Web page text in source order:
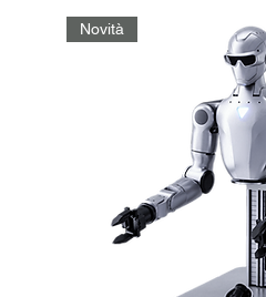
Novità